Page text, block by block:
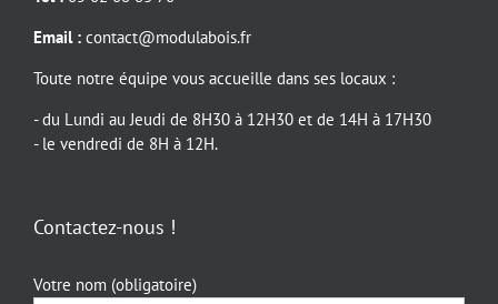
Email : contact@modulabois.fr
Toute notre équipe vous accueille dans ses locaux :
- du Lundi au Jeudi de 8H30 à 12H30 et de 14H à 17H30
- le vendredi de 8H à 12H.
Contactez-nous !
Votre nom (obligatoire)